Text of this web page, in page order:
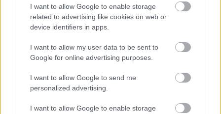
I want to allow Google to enable storage
related to advertising like cookies on web or
device identifiers in apps.
I want to allow my user data to be sent to
Google for online advertising purposes.
I want to allow Google to send me
personalized advertising.
I want to allow Google to enable storage
Paris Saint-Germainvs
Manchester United
Felkészülési szezon 4. mérkőzés
Nya Ullevi, Göteborg
2026-08-08 17:00